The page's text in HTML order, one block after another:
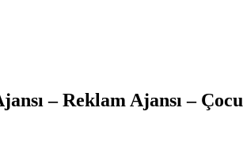
– Reklam Ajansı –